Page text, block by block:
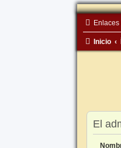
Inicio
El